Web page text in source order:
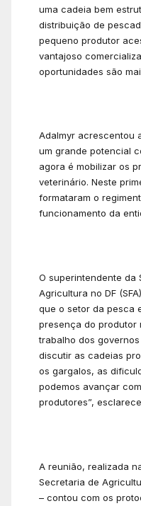
uma cadeia bem
distribuição de
pequeno produtor
vantajoso
oportunidades são
Adalmyr acrescentou
um grande potencial
agora é mobilizar os
veterinário. Neste
formataram o
funcionamento da
O superintendente da
Agricultura no DF
que o setor da pesca
presença do produtor
trabalho dos
discutir as cadeias
os gargalos, as
podemos avançar
produtores”,
A reunião, realizada
Secretaria de
– contou com os